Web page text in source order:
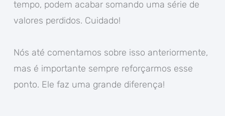
tempo, podem acabar somando uma série de
valores perdidos. Cuidado!
Nós até comentamos sobre isso anteriormente,
mas é importante sempre reforçarmos esse
ponto. Ele faz uma grande diferença!